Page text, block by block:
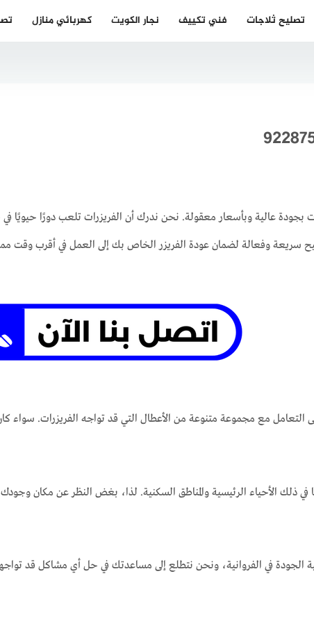
تصليح ثلاجات فني تكييف نجار الكويت كهربائي منازل
بجودة عالية وبأسعار معقولة. نحن ندرك أن الفريزرات تلعب دورًا حيويًا
وفعالة لضمان عودة الفريزر الخاص بك إلى العمل في أقرب وقت
التعامل مع مجموعة متنوعة من الأعطال التي قد تواجه الفريزرات.
ذلك الأحياء الرئيسية والمناطق السكنية. لذا، بغض النظر عن مكان
الجودة في الفروانية، ونحن نتطلع إلى مساعدتك في حل أي مشاكل قد